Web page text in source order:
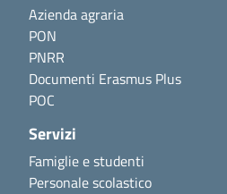
Azienda agraria
PON
PNRR
Documenti Erasmus Plus
POC
Servizi
Famiglie e studenti
Personale scolastico